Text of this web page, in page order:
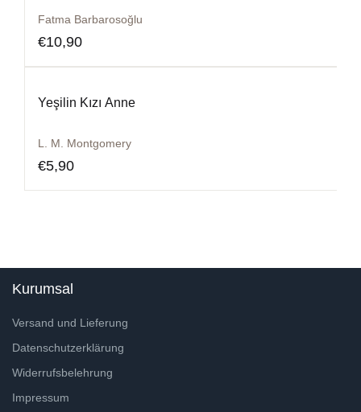
Fatma Barbarosoğlu
€10,90
Yeşilin Kızı Anne
L. M. Montgomery
€5,90
Kurumsal
Versand und Lieferung
Datenschutzerklärung
Widerrufsbelehrung
Impressum